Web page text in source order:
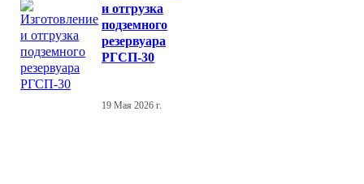
и отгрузка
подземного
резервуара
РГСП-30
19 Мая 2026 г.